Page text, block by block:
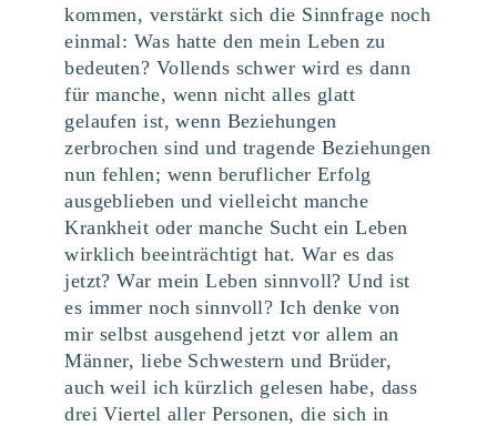
kommen, verstärkt sich die Sinnfrage noch
einmal: Was hatte den mein Leben zu
bedeuten? Vollends schwer wird es dann
für manche, wenn nicht alles glatt
gelaufen ist, wenn Beziehungen
zerbrochen sind und tragende Beziehungen
nun fehlen; wenn beruflicher Erfolg
ausgeblieben und vielleicht manche
Krankheit oder manche Sucht ein Leben
wirklich beeinträchtigt hat. War es das
jetzt? War mein Leben sinnvoll? Und ist
es immer noch sinnvoll? Ich denke von
mir selbst ausgehend jetzt vor allem an
Männer, liebe Schwestern und Brüder,
auch weil ich kürzlich gelesen habe, dass
drei Viertel aller Personen, die sich in